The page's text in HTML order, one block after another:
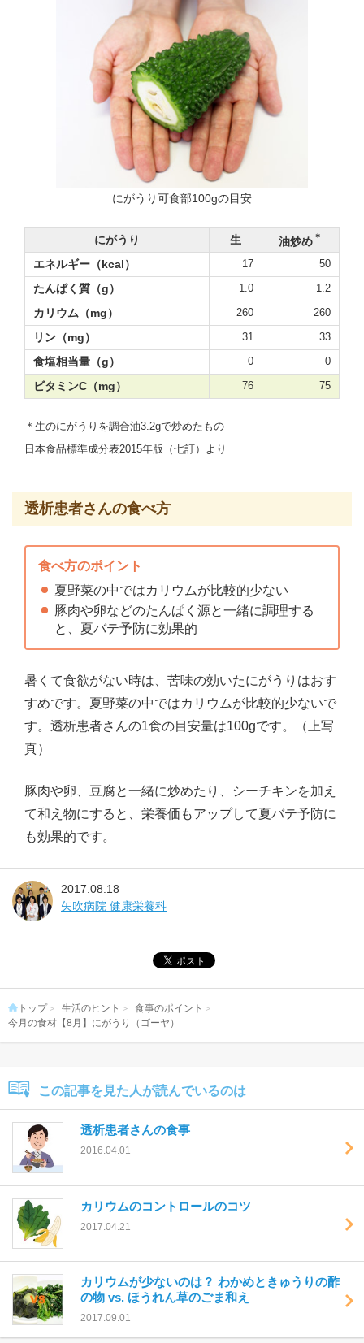
にがうり可食部100gの目安
にがうり 生 油炒め ＊
エネルギー（kcal） 17 50
たんぱく質（g） 1.0 1.2
カリウム（mg） 260 260
リン（mg） 31 33
食塩相当量（g） 0 0
ビタミンC（mg） 76 75
＊生のにがうりを調合油3.2gで炒めたもの
日本食品標準成分表2015年版（七訂）より
透析患者さんの食べ方
食べ方のポイント
夏野菜の中ではカリウムが比較的少ない
豚肉や卵などのたんぱく源と一緒に調理する
と、夏バテ予防に効果的
暑くて食欲がない時は、苦味の効いたにがうりはおす
すめです。夏野菜の中ではカリウムが比較的少ないで
す。透析患者さんの1食の目安量は100gです。（上写
真）
豚肉や卵、豆腐と一緒に炒めたり、シーチキンを加え
て和え物にすると、栄養価もアップして夏バテ予防に
も効果的です。
2017.08.18
矢吹病院 健康栄養科
トップ 生活のヒント
食事のポイント
今月の食材【8月】にがうり（ゴーヤ）
この記事を見た人が読んでいるのは
透析患者さんの食事
2016.04.01
カリウムのコントロールのコツ
2017.04.21
カリウムが少ないのは？ わかめときゅうりの酢
の物 vs. ほうれん草のごま和え
2017.09.01